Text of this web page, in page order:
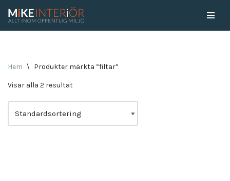
Hem \ Produkter märkta ”filtar”
Visar alla 2 resultat